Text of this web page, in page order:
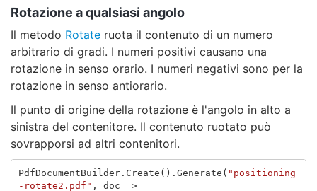
Rotazione a qualsiasi angolo
Il metodo Rotate ruota il contenuto di un numero
arbitrario di gradi. I numeri positivi causano una
rotazione in senso orario. I numeri negativi sono per la
rotazione in senso antiorario.
Il punto di origine della rotazione è l'angolo in alto a
sinistra del contenitore. Il contenuto ruotato può
sovrapporsi ad altri contenitori.
PdfDocumentBuilder. Create (). Generate ( "positioning
-rotate2.pdf" , doc =>